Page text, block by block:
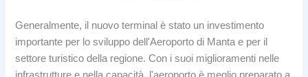
Generalmente, il nuovo terminal è stato un investimento
importante per lo sviluppo dell'Aeroporto di Manta e per il
settore turistico della regione. Con i suoi miglioramenti nelle
infrastrutture e nella capacità, l'aeroporto è meglio preparato a